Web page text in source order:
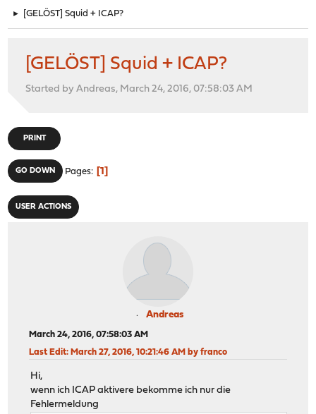
► [GELÖST] Squid + ICAP?
[GELÖST] Squid + ICAP?
Started by Andreas, March 24, 2016, 07:58:03 AM
PRINT
GO DOWN Pages 1
USER ACTIONS
Andreas
March 24, 2016, 07:58:03 AM
Last Edit: March 27, 2016, 10:21:46 AM by franco
Hi,
wenn ich ICAP aktivere bekomme ich nur die
Fehlermeldung